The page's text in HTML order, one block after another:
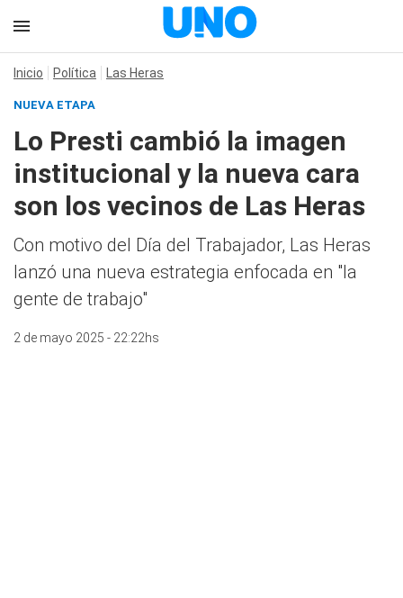
Inicio Política Las Heras
NUEVA ETAPA
Lo Presti cambió la imagen
institucional y la nueva cara
son los vecinos de Las Heras
Con motivo del Día del Trabajador, Las Heras
lanzó una nueva estrategia enfocada en "la
gente de trabajo"
2 de mayo 2025 - 22:22hs